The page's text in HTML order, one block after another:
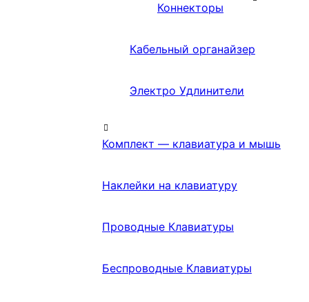
Коннекторы
Кабельный органайзер
Электро Удлинители
Комплект — клавиатура и мышь
Наклейки на клавиатуру
Проводные Клавиатуры
Беспроводные Клавиатуры